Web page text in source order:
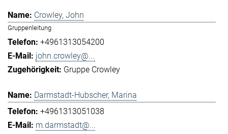
Crowley, John
Gruppenleitung
+4961313054200
john.crowley@...
Gruppe Crowley
Darmstadt-Hubscher, Marina
+4961313051038
m.darmstadt@...